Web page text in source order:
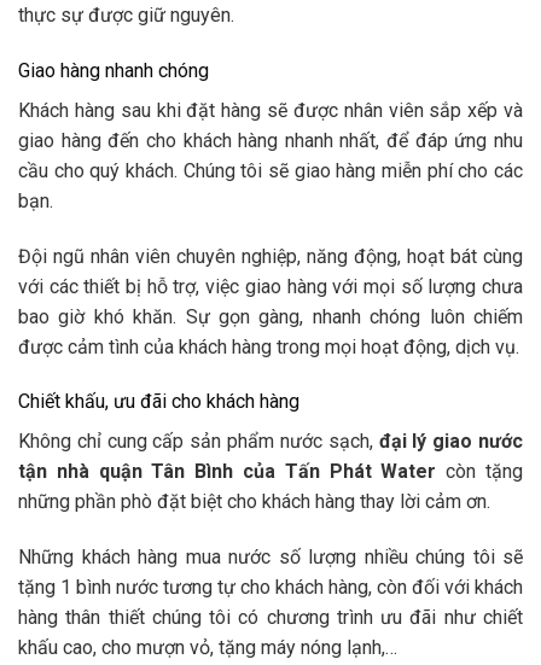
thực sự được giữ nguyên.
Giao hàng nhanh chóng
Khách hàng sau khi đặt hàng sẽ được nhân viên sắp xếp và
giao hàng đến cho khách hàng nhanh nhất, để đáp ứng nhu
cầu cho quý khách. Chúng tôi sẽ giao hàng miễn phí cho các
bạn.
Đội ngũ nhân viên chuyên nghiệp, năng động, hoạt bát cùng
với các thiết bị hỗ trợ, việc giao hàng với mọi số lượng chưa
bao giờ khó khăn. Sự gọn gàng, nhanh chóng luôn chiếm
được cảm tình của khách hàng trong mọi hoạt động, dịch vụ.
Chiết khấu, ưu đãi cho khách hàng
Không chỉ cung cấp sản phẩm nước sạch, đại lý giao nước
tận nhà quận Tân Bình của Tấn Phát Watercòn tặng
những phần phò đặt biệt cho khách hàng thay lời cảm ơn.
Những khách hàng mua nước số lượng nhiều chúng tôi sẽ
tặng 1 bình nước tương tự cho khách hàng, còn đối với khách
hàng thân thiết chúng tôi có chương trình ưu đãi như chiết
khấu cao, cho mượn vỏ, tặng máy nóng lạnh,…